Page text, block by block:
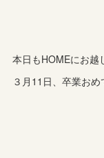
本日もHOMEにお越
３月11日、卒業おめ